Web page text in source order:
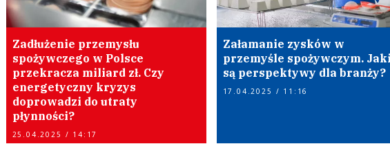
Zadłużenie przemysłu
spożywczego w Polsce
przekracza miliard zł. Czy
energetyczny kryzys
doprowadzi do utraty
płynności?
25.04.2025 / 14:17
Załamanie zysków w
przemyśle spożywczym.
są perspektywy dla branży?
17.04.2025 / 11:16